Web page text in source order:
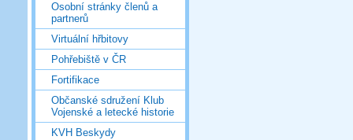
Osobní stránky členů a
partnerů
Virtuální hřbitovy
Pohřebiště v ČR
Fortifikace
Občanské sdružení Klub
Vojenské a letecké historie
KVH Beskydy